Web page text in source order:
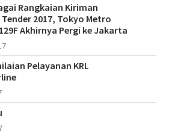
Rangkaian Kiriman
2017, Tokyo Metro
Akhirnya Pergi ke Jakarta
Pelayanan KRL